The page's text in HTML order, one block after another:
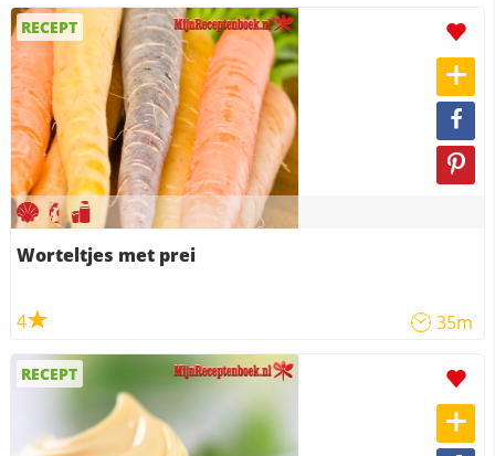
RECEPT
Worteltjes met prei
4 35m
RECEPT